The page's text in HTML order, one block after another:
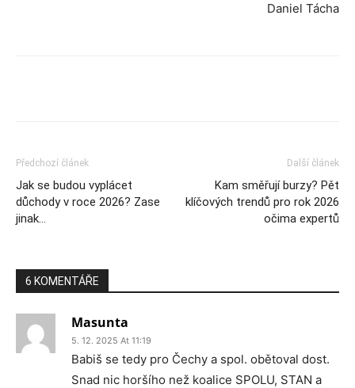
Daniel Tácha
Předchozí článek
Jak se budou vyplácet
důchody v roce 2026? Zase
jinak…
Další článek
Kam směřují burzy? Pět
klíčových trendů pro rok 2026
očima expertů
6 KOMENTÁŘE
Masunta
5. 12. 2025 At 11:19
Babiš se tedy pro Čechy a spol. obětoval dost.
Snad nic horšího než koalice SPOLU, STAN a